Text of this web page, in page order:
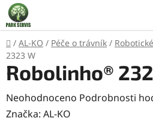
Přejít
na
obsah
Domů
/ AL-KO / Péče o trávník /
2323 W
Robolinho®
Průměrné
hodnocení
Neohodnoceno Podrobnosti
Značka: AL-KO